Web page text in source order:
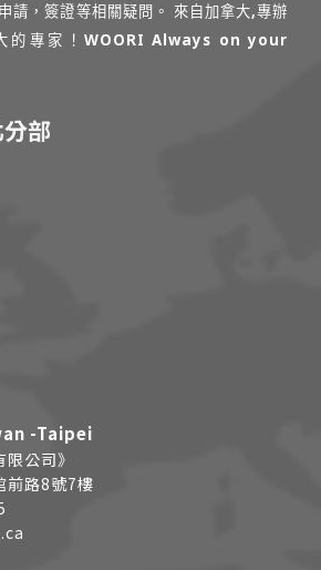
請，簽證等相關疑問。 來自加拿大,專辦
的專家！WOORI Always on your
部
-Taipei
限公司》
前路8號7樓